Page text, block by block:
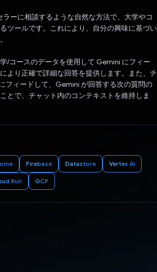
ーに相談するような自然な方法で、大学やコ
ツールです。これにより、自分の興味に基づい
/コースのデータを使用して Gemini にフィー
より正確で詳細な回答を提供します。また、チ
フィードして、Gemini が回答する次の質問の
とで、チャット内のコンテキストを維持しま
Firebase Datastore Vertex AI
Run GCP